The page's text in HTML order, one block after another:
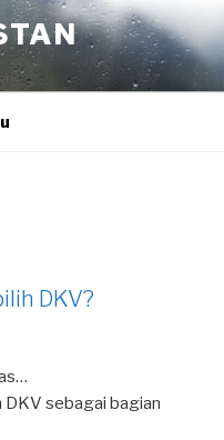
DKV?
DKV sebagai bagian